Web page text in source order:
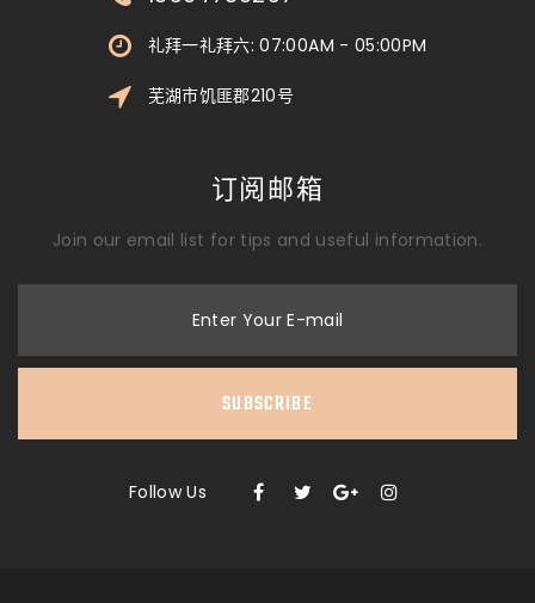
礼拜一礼拜六: 07:00AM - 05:00PM
芜湖市饥匪郡210号
订阅邮箱
Join our email list for tips and useful information.
Enter Your E-mail
SUBSCRIBE
Follow Us